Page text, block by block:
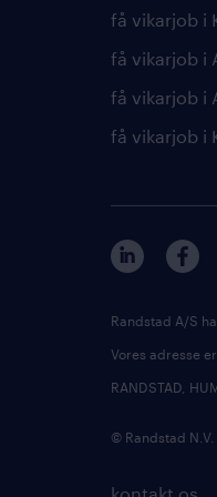
få vikarjob i
få vikarjob i
få vikarjob i
få vikarjob i
Randstad A/S
Vores adresse
RANDSTAD,
© Randstad